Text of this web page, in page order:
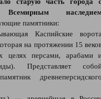
Всемирным
памятники:
Каспийские
на протяжении 15
целях персами, арабами
Представляет